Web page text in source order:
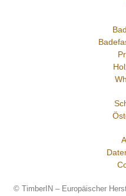
© TimberIN – Europäischer